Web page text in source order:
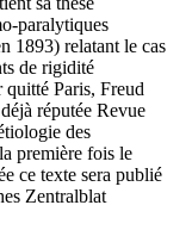
paralytiques
1893) relatant le cas
de rigidité
Paris, Freud
réputée Revue
des
première fois le
ce texte sera publié
Zentralblat